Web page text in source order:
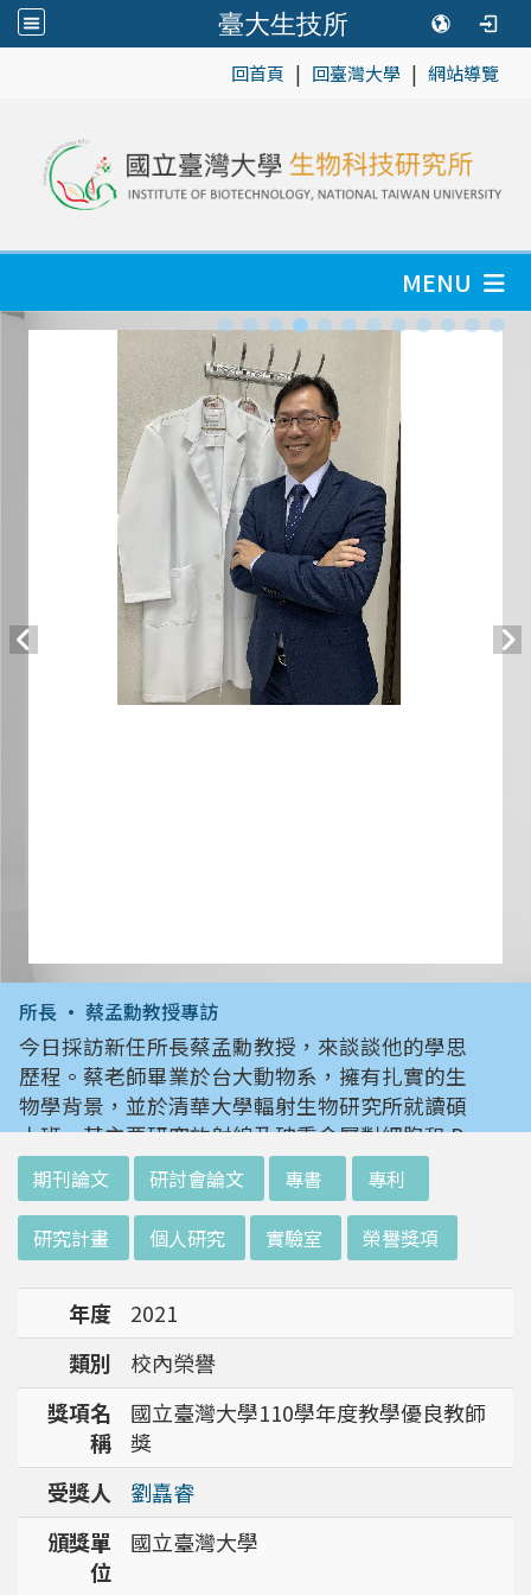
臺大生技所
回首頁 | 回臺灣大學 | 網站導覽
MENU
所長 • 蔡孟勳教授專訪
今日採訪新任所長蔡孟勳教授，來談談他的學思
歷程。蔡老師畢業於台大動物系，擁有扎實的生
物學背景，並於清華大學輻射生物研究所就讀碩
士班。其主要研究放射線及砷重金屬對細胞和 D
NA 的傷害及細胞表型的改變。就讀陽明大學博
士班時，選定研究長期暴露於低劑量輻射鋼筋下
對人體的影響，並比較其他國家高劑量暴露下的
不同影響。在美國國家衛生研究院從事博士後研
究時，開始了以微陣列技術探討致癌物質，如重
金屬以及輻射線等對腫瘤細胞的影響，同時有效
率分析以及整合生物晶片所產出之大數據。蔡老
師於1996年回到台灣大學任教後，繼續以生物
晶片搭配生物資訊等為工具，開發專一性生物指
標，應用於精準農業以及偵測癌細胞轉移或復發
等在精準醫療上的應用。同時，蔡老師運用次世
代定序瞭解台灣乳癌病患中基因體中的變異以及
演化，試圖瞭解癌症復發機制。同時透過次世代
定序解出台灣帝雉全基因體資訊。這樣的訊息是
只能從基因組分析而無法從生態調查得知，在在
期刊論文 研討會論文 專書 專利
研究計畫 個人研究 實驗室 榮譽獎項
年度
2021
類別
校內榮譽
獎項名
稱
國立臺灣大學110學年度教學優良教師
獎
受獎人
劉嚞睿
頒獎單
位
國立臺灣大學